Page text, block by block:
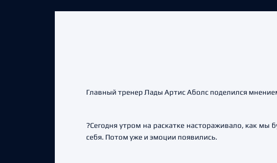
Главный тренер Лады Артис Аболс поделился
?Сегодня утром на раскатке настораживало, как
себя. Потом уже и эмоции появились.